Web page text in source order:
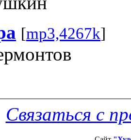
[mp3,4267k]
Связаться с